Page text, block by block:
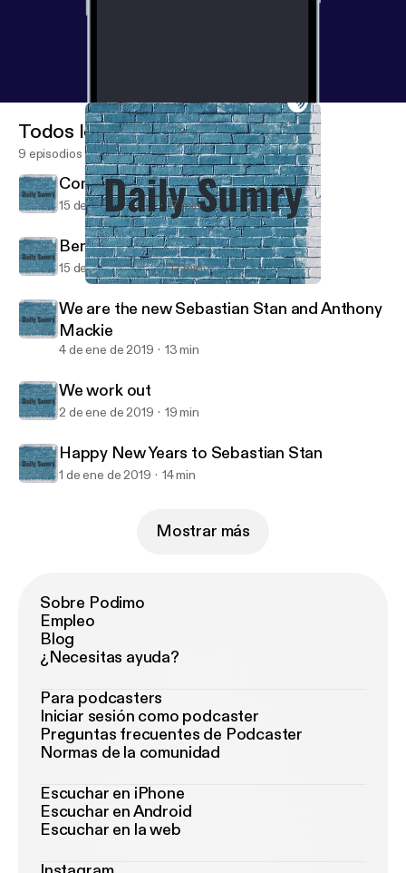
Daily Sumry
Todos los episodios
9 episodios
Communism=Bad, Egg Drop=Good
15 de feb de 2019 17 min
Benji the Bee
15 de ene de 2019 12 min
We are the new Sebastian Stan and Anthony
Mackie
4 de ene de 2019 13 min
We work out
2 de ene de 2019 19 min
Happy New Years to Sebastian Stan
1 de ene de 2019 14 min
Mostrar más
Sobre Podimo
Empleo
Blog
¿Necesitas ayuda?
Para podcasters
Iniciar sesión como podcaster
Preguntas frecuentes de Podcaster
Normas de la comunidad
Escuchar en iPhone
Escuchar en Android
Escuchar en la web